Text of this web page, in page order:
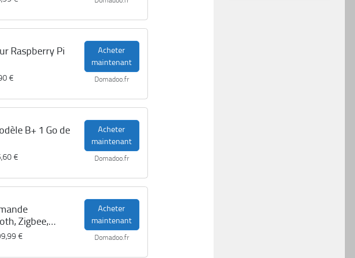
Raspberry Pi
€
Acheter
maintenant
Domadoo.fr
B+ 1 Go de
€
Acheter
maintenant
Domadoo.fr
Zigbee,
S1
€
Acheter
maintenant
Domadoo.fr